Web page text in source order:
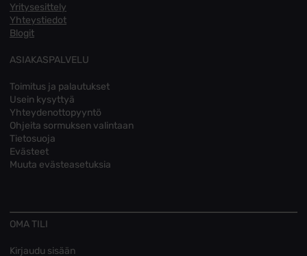
Yritysesittely
Yhteystiedot
Blogit
ASIAKASPALVELU
Toimitus ja palautukset
Usein kysyttyä
Yhteydenottopyyntö
Ohjeita sormuksen valintaan
Tietosuoja
Evästeet
Muuta evästeasetuksia
OMA TILI
Kirjaudu sisään